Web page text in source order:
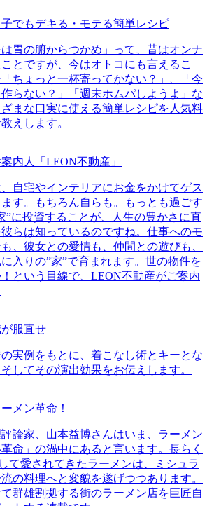
でもデキる・モテる簡単レシピ
は胃の腑からつかめ」って、昔はオンナ
とですが、今はオトコにも言えるこ
ちょっと一杯寄ってかない？」、「今
らない？」「週末ホムパしようよ」な
まな口実に使える簡単レシピを人気料
えします。
内人「LEON不動産」
自宅やインテリアにお金をかけてゲス
ます。もちろん自らも。もっとも過ごす
”に投資することが、人生の豊かさに直
らは知っているのですね。仕事へのモ
、彼女との愛情も、仲間との遊びも、
入りの”家”で育まれます。世の物件を
という目線で、LEON不動産がご案内
服直せ
実例をもとに、着こなし術とキーとな
してその演出効果をお伝えします。
メン革命！
論家、山本益博さんはいま、ラーメン
命」の渦中にあると言います。長らく
て愛されてきたラーメンは、ミシュラ
の料理へと変貌を遂げつつあります。
群雄割拠する街のラーメン店を巨匠自